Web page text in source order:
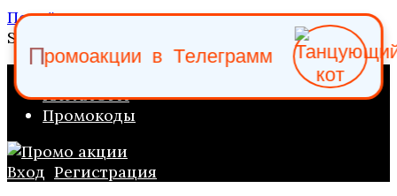
Перейти к содержанию
Search for:
КАТАЛОГИ
Промокоды
Вход Регистрация
Промоакции в Телеграмм